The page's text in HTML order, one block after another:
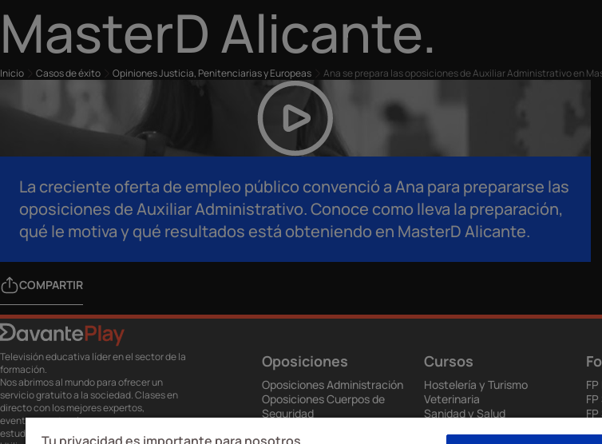
MasterD Alicante.
Inicio Casos de éxito Opiniones Justicia, Penitenciarias y Europeas Ana se prepara las oposiciones de Auxiliar Administrativo en
La creciente oferta de empleo público convenció a Ana para prepararse las
oposiciones de Auxiliar Administrativo. Conoce como lleva la preparación,
qué le motiva y qué resultados está obteniendo en MasterD Alicante.
COMPARTIR
Televisión educativa líder en el sector de la
formación.
Nos abrimos al mundo para ofrecer un
servicio gratuito a la sociedad. Clases en
directo con los mejores expertos,
eventos, masterclass y recursos para
estudiantes…
Oposiciones
Oposiciones Administración
Oposiciones Cuerpos de
Seguridad
Cursos
Hostelería y Turismo
Veterinaria
Sanidad y Salud